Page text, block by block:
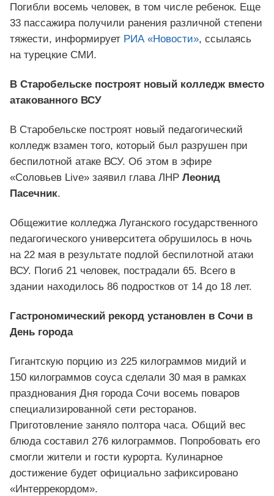
Погибли восемь человек, в том числе ребенок. Еще
33 пассажира получили ранения различной степени
тяжести, информирует РИА «Новости», ссылаясь
на турецкие СМИ.
В Старобельске построят новый колледж вместо
атакованного ВСУ
В Старобельске построят новый педагогический
колледж взамен того, который был разрушен при
беспилотной атаке ВСУ. Об этом в эфире
«Соловьев Live» заявил глава ЛНР Леонид
Пасечник.
Общежитие колледжа Луганского государственного
педагогического университета обрушилось в ночь
на 22 мая в результате подлой беспилотной атаки
ВСУ. Погиб 21 человек, пострадали 65. Всего в
здании находилось 86 подростков от 14 до 18 лет.
Гастрономический рекорд установлен в Сочи в
День города
Гигантскую порцию из 225 килограммов мидий и
150 килограммов соуса сделали 30 мая в рамках
празднования Дня города Сочи восемь поваров
специализированной сети ресторанов.
Приготовление заняло полтора часа. Общий вес
блюда составил 276 килограммов. Попробовать его
смогли жители и гости курорта. Кулинарное
достижение будет официально зафиксировано
«Интеррекордом».